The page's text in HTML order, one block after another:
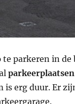
te parkeren in de
parkeerplaatsen
is erg duur. Er